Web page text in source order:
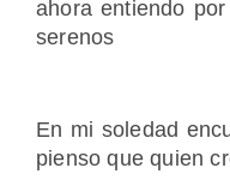
ahora entiendo
serenos
En mi soledad
pienso que quien